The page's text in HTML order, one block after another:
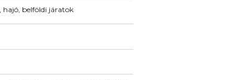
belföldi járatok